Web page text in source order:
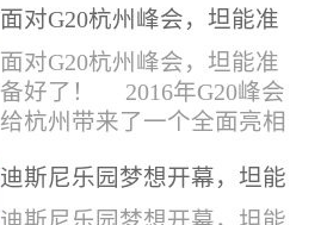
染，花岗石的种类根据石英,
同。清洁公司花岗石晶面处
理技术方案有如下要点：
一、清洁设备、工具石材翻
新机、石材晶面处理机、吸
水吸尘器、吹风机、花岗
洋塑料垃圾对英国海洋生物
所带来的影响。他们发现至
少有30个海滩存在塑料污染
的情况。 该组织发动当地
动中，希望以此提高公众对
面对G20杭州峰会，坦能准
备好了！
面对G20杭州峰会，坦能准
备好了！ 2016年G20峰会
给杭州带来了一个全面亮相
球国际组织和世界人民检阅
的一次大考。多国元首齐聚
迪斯尼乐园梦想开幕，坦能
清洁助力！